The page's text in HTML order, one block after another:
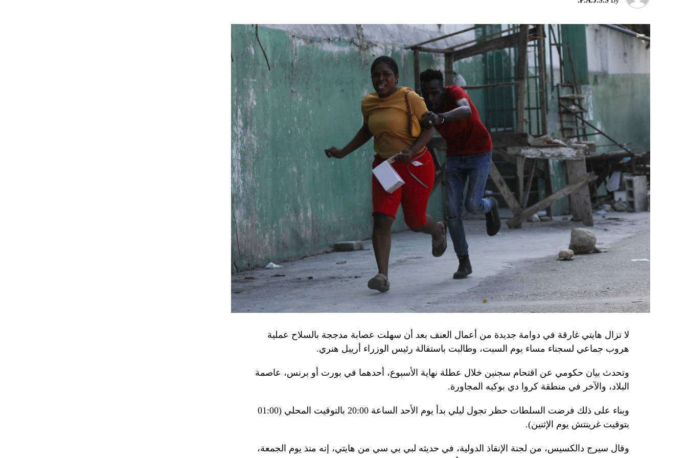
بإعلان موسكو عن مناورات نووية وستكون «متزامنة» مع التدريبات الروسية، لافتاً إلى أنّ مناورة
مينسك ستشمل على وجه الخصوص، أنظمة «إسكندر» الصاروخية وطائرات «سو 25».
في السياق، أشار رئيس أركان القوات المسلّحة البيلاروسية الجنرال فيكتور غوليفيتش إلى أنّه «في
إطار هذا الحدث، تمّت إعادة نشر جزء من القوات ووسائل الطيران في مطار احتياطي»، لافتاً إلى أنّه
«فور إنجاز عملية الانتشار هذه، سنستعرض المسائل المتعلّقة بالاستعدادات لاستخدام الأسلحة النووية
غير الاستراتيجية».
وفي أوكرانيا، فكّكت أجهزة الأمن شبكة من العملاء التابعين لجهاز الأمن الفدرالي الروسي «كانوا
يعدّون لاغتيال الرئيس الأوكراني» فولوديمير زيلينسكي ومسؤولين كبار آخرين، مثل رئيس جهاز
الاستخبارات العسكرية كيريلو بودانوف، بناءً على أوامر من موسكو. وأوقفت الأجهزة الأوكرانية
ضابطَي أمن، مشيرةً إلى أن المشتبه فيهما اللذَين أوقفا «شخصان برتبة كولونيل» من جهاز الدولة
الأوكراني الذي يتولّى أمن المسؤولين الحكوميين.
وذكرت الأجهزة أن هذه الشبكة كانت «تحت إشراف» جهاز الأمن الفدرالي الروسي ويُشتبه في أن
المسؤولَين «نقلا معلومات سرّية» إلى روسيا، مؤكدةً أنهما كانا يُريدان تجنيد عسكريين «مقرّبين من
جهاز أمن» زيلينسكي بهدف «احتجازه كرهينة وقتله». وكشفت أجهزة الأمن الأوكرانية أن أحد أعضاء
هذه الشبكة حصل على مسيّرات ومتفجّرات.
من جهة أخرى، انتقد الرئيس الصيني شي جينبينغ في تصريحات لصحيفة «بوليتيكا» الصربية قبل وصوله
إلى العاصمة بلغراد، حلف «الناتو»، على خلفية قصفه «الفاضح» للسفارة الصينية في يوغوسلافيا عام
1999، محذّراً من أن بكين «لن تسمح قط بتكرار حدث تاريخي مأسوي كهذا».
واصطحب الرئيس الفرنسي إيمانويل ماكرون شي إلى منطقة البيرينيه الجبلية أمس، في اليوم الثاني
من زيارة دولة من شأنها أن تسمح بحوار مباشر عن الحرب في أوكرانيا والخلافات التجارية.
ووصل الزعيمان برفقة زوجتيهما بُعيد الظهر إلى جبل تورماليه، إحدى محطات الصعود في طواف
متراً.
وقصد ماكرون مطعماً جبليّاً يقع على ارتفاع كبير، حيث تناول الرئيسان مع زوجتيهما الغداء. وقدّم
ماكرون هناك هدايا لنظيره من بطانيات صوف من جبال البيرينيه، وزجاجة أرمانياك، وقبعات، وسروال
أصفر من سباق فرنسا للدرّاجات.
لا تزال هايتي غارقة في دوامة جديدة من أعمال العنف بعد أن سهلت عصابة مدججة بالسلاح عملية
هروب جماعي لسجناء مساء يوم السبت، وطالبت باستقالة رئيس الوزراء أرييل هنري.
وتحدث بيان حكومي عن اقتحام سجنين خلال عطلة نهاية الأسبوع، أحدهما في بورت أو برنس، عاصمة
البلاد، والآخر في منطقة كروا دي بوكيه المجاورة.
وبناء على ذلك فرضت السلطات حظر تجول ليلي بدأ يوم الأحد الساعة 20:00 بالتوقيت المحلي (01:00
بتوقيت غرينتش يوم الإثنين).
وقال سيرج دالكسيس، من لجنة الإنقاذ الدولية، في حديثه لبي بي سي من هايتي، إنه منذ يوم الجمعة،